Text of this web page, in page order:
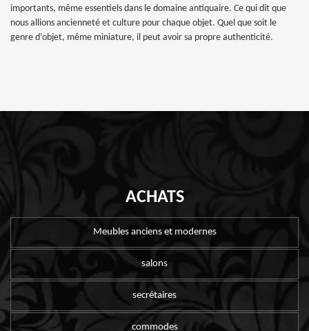
importants, même essentiels dans le domaine antiquaire. Ce qui dit que
nous allions ancienneté et culture pour chaque objet. Quel que soit le
genre d’objet, même miniature, il peut avoir sa propre authenticité.
ACHATS
Meubles anciens et modernes
salons
secrétaires
commodes